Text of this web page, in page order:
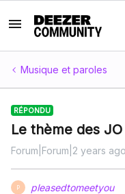
Musique et paroles
RÉPONDU
Le thème des
Forum|Forum|2 years ago
P pleasedtomeetyou